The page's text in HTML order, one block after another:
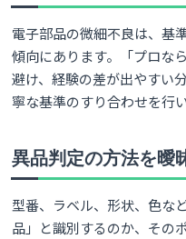
電子部品の微細不良は、基
傾向にあります。「プロな
避け、経験の差が出やすい
寧な基準のすり合わせを行
異品判定の方法を曖
型番、ラベル、形状、色な
品」と識別するのか、その